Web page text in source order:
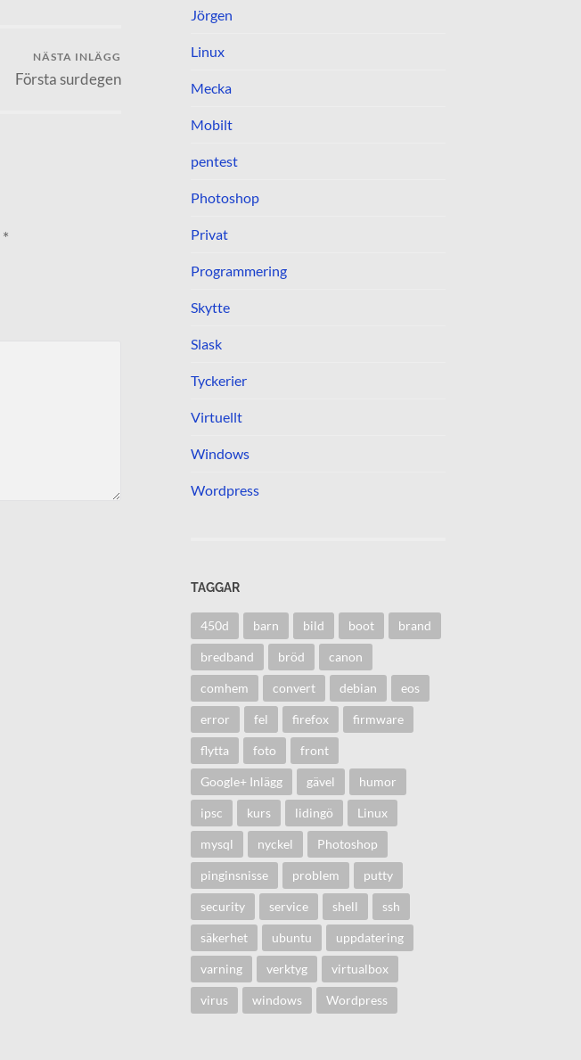
NÄSTA INLÄGG
Första surdegen
*
Jörgen
Linux
Mecka
Mobilt
pentest
Photoshop
Privat
Programmering
Skytte
Slask
Tyckerier
Virtuellt
Windows
Wordpress
TAGGAR
450d barn bild boot brand
bredband bröd canon
comhem convert debian eos
error fel firefox firmware
flytta foto front
Google+ Inlägg gävel humor
ipsc kurs lidingö Linux
mysql nyckel Photoshop
pinginsnisse problem putty
security service shell ssh
säkerhet ubuntu uppdatering
varning verktyg virtualbox
virus windows Wordpress